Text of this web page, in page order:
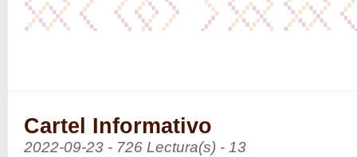
Cartel Informativo
2022-09-23 - 726 Lectura(s) - 13